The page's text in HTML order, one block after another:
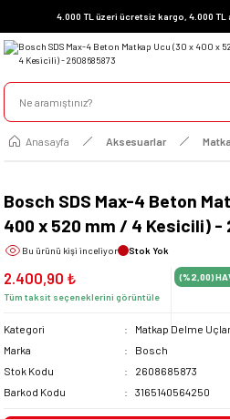
4.000 TL üzeri ücretsiz kargo, 4.000 TL
Anasayfa Aksesuarlar
Bosch SDS Max-4 Beton
400 x 520 mm / 4 Kesicili) -
Bu ürünü kişi inceliyor Stok Yok
2.400,90 ₺
Tüm taksit seçeneklerini görüntüle
(%2,00)
Kategori
Matkap Delme
Marka
Bosch
Stok Kodu
2608685873
Barkod Kodu
3165140564250